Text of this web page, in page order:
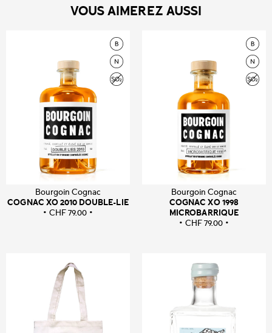
VOUS AIMEREZ AUSSI
Bourgoin Cognac
COGNAC XO 2010 DOUBLE-LIE
CHF79.00
Bourgoin Cognac
COGNAC XO 1998
MICROBARRIQUE
CHF79.00